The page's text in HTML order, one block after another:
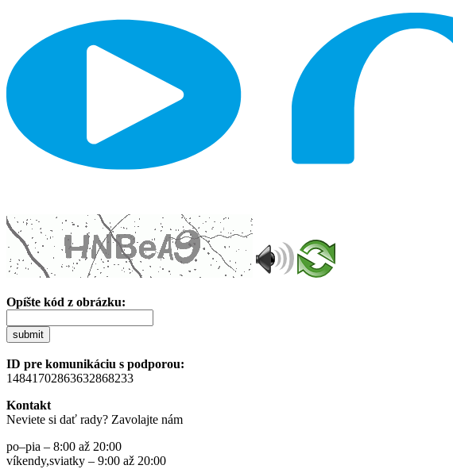
Opíšte kód z obrázku:
submit
ID pre komunikáciu s podporou:
14841702863632868233
Kontakt
Neviete si dať rady? Zavolajte nám
po–pia – 8:00 až 20:00
víkendy,sviatky – 9:00 až 20:00